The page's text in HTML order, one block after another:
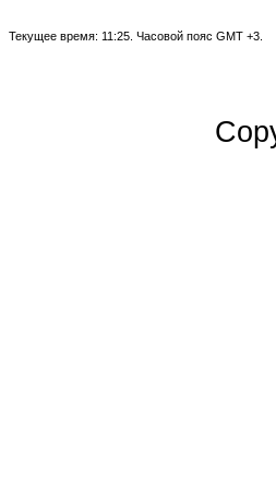
Текущее время: 11:25 . Часовой пояс GMT +3.